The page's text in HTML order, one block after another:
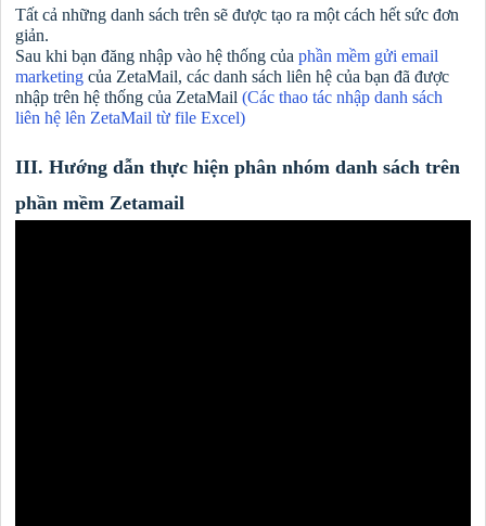
Tất cả những danh sách trên sẽ được tạo ra một cách hết sức đơn
giản.
Sau khi bạn đăng nhập vào hệ thống của phần mềm gửi email
marketing của ZetaMail, các danh sách liên hệ của bạn đã được
nhập trên hệ thống của ZetaMail (Các thao tác nhập danh sách
liên hệ lên ZetaMail từ file Excel)
III. Hướng dẫn thực hiện phân nhóm danh sách trên
phần mềm Zetamail